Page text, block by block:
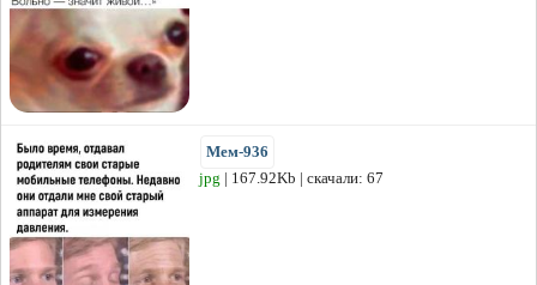
Мем-936
jpg | 167.92Kb | скачали: 67